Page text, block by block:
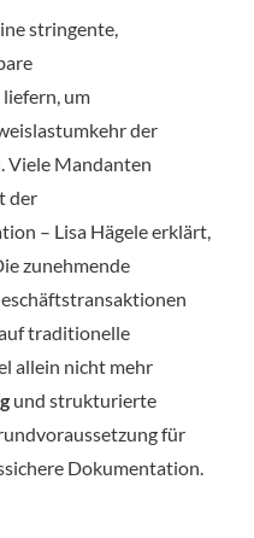
stringente,
liefern, um
der
Viele Mandanten
der
– Lisa Hägele erklärt,
zunehmende
traditionelle
allein nicht mehr
und strukturierte
für
Dokumentation.